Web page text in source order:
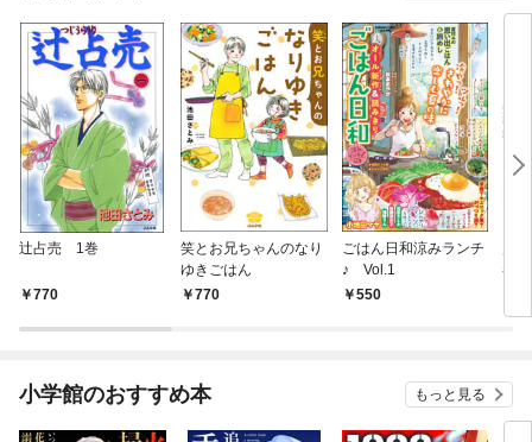
辻占売 1巻
770
笑とお兄ちゃんのなり
ゆきごはん
770
ごはん日和涼みランチ
♪ Vol.1
550
巻
小学館のおすすめ本 もっと見る